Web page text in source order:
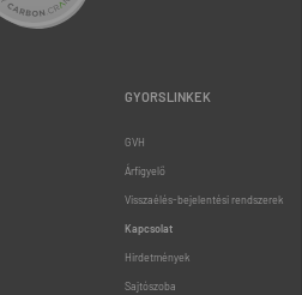
GYORSLINKEK
GVH
Árfigyelő
Visszaélés-bejelentési rendszerek
Kapcsolat
Hirdetmények
Sajtószoba